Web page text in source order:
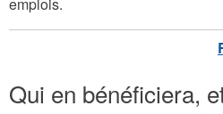
emplois.
Qui en bénéficiera,